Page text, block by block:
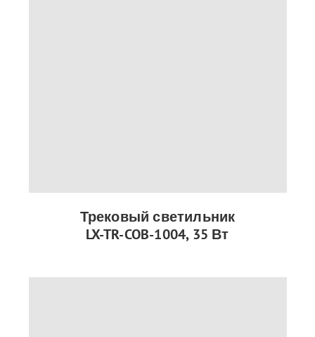
Трековый светильник
LX-TR-COB-1004, 35 Вт